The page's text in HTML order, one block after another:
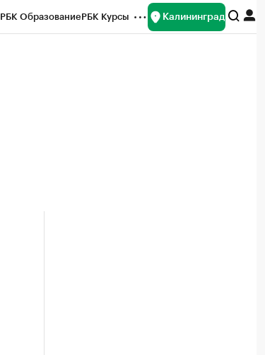
РБК ОбразованиеРБК Курсы Калининград